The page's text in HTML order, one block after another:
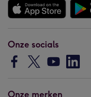
Onze socials
Onze merken